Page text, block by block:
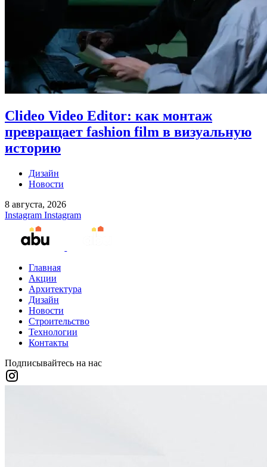
Clideo Video Editor: как монтаж
превращает fashion film в визуальную
историю
Дизайн
Новости
8 августа, 2026
Instagram Instagram
Главная
Акции
Архитектура
Дизайн
Новости
Строительство
Технологии
Контакты
Подписывайтесь на нас